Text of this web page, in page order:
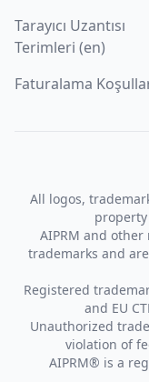
Tarayıcı Uzantısı
Terimleri (en)
Faturalama
All logos,
AIPRM and
trademarks and
Registered
and EU
Unauthorized
violation of
AIPRM® is a